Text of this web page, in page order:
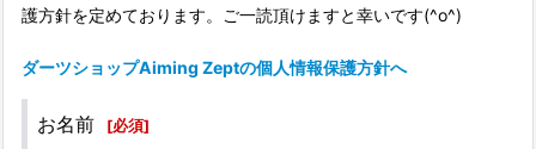
護方針を定めております。ご一読頂けますと幸いです(^o^)
ダーツショップAiming Zeptの個人情報保護方針へ
お名前 [必須]